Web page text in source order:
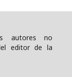
autores no
editor de la